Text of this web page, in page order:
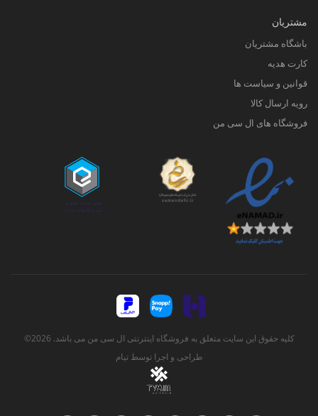
مشتریان
باشگاه مشتریان
کارت هدیه
قوانین و سیاست ها
رویه ارسال کالا
فروشگاه های ال سی من
کلیه حقوق این سایت متعلق به فروشگاه اینترنتی ال سی من می باشد. 2026©
طراحی و اجرا توسطتیام